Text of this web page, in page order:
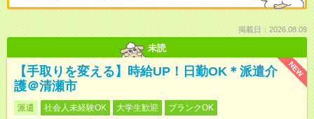
掲載日：2026.08.09
未読
NEW
【手取りを変える】時給UP！日勤OK＊派遣介
護＠清瀬市
派遣 社会人未経験OK 大学生歓迎
ブランクOK